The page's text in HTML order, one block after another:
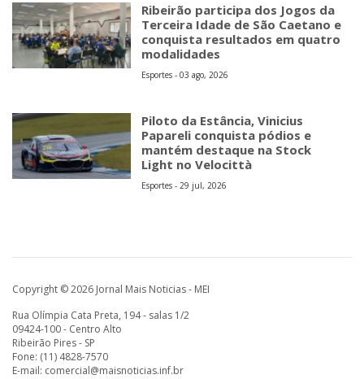
Ribeirão participa dos Jogos da
Terceira Idade de São Caetano e
conquista resultados em quatro
modalidades
Esportes - 03 ago, 2026
Piloto da Estância, Vinicius
Papareli conquista pódios e
mantém destaque na Stock
Light no Velocittà
Esportes - 29 jul, 2026
Copyright © 2026 Jornal Mais Noticias - MEI
Rua Olímpia Cata Preta, 194 - salas 1/2
09424-100 - Centro Alto
Ribeirão Pires - SP
Fone: (11) 4828-7570
E-mail: comercial@maisnoticias.inf.br